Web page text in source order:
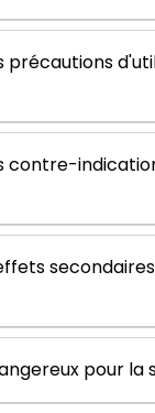
précautions
contre-
pour la